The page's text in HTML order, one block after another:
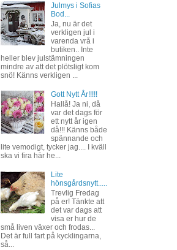
Julmys i Sofias
Bod...
Ja, nu är det
verkligen jul i
varenda vrå i
butiken.. Inte
heller blev julstämningen
mindre av att det plötsligt kom
snö! Känns verkligen ...
Gott Nytt År!!!!!
Hallå! Ja ni, då
var det dags för
ett nytt år igen
då!!! Känns både
spännande och
lite vemodigt, tycker jag.... I kväll
ska vi fira här he...
Lite
hönsgårdsnytt.....
Trevlig Fredag
på er! Tänkte att
det var dags att
visa er hur de
små liven växer och frodas...
Det är full fart på kycklingarna,
så...